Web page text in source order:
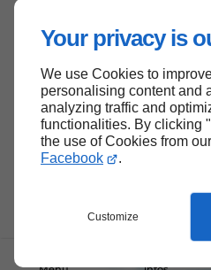
Your privacy is
We use Cookies to
personalising content and
analyzing traffic and
functionalities. By clicking
the use of Cookies from
Facebook
.
Customize
Haut